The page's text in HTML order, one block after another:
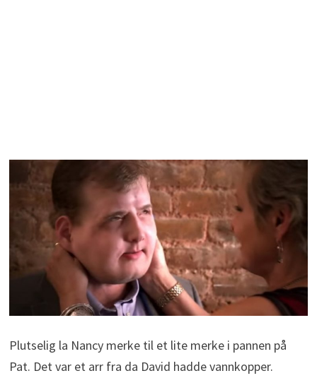
Plutselig la Nancy merke til et lite merke i pannen på
Pat. Det var et arr fra da David hadde vannkopper.